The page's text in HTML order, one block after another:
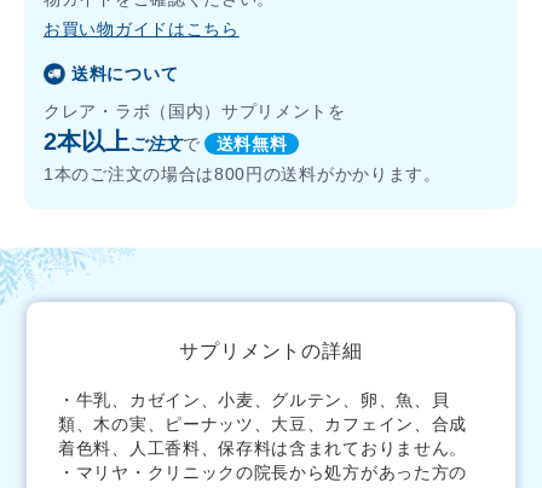
お買い物ガイドはこちら
送料について
クレア・ラボ（国内）サプリメントを
2本以上ご注文で
送料無料
1本のご注文の場合は800円の送料がかかります。
サプリメントの詳細
・牛乳、カゼイン、小麦、グルテン、卵、魚、貝
類、木の実、ピーナッツ、大豆、カフェイン、合成
着色料、人工香料、保存料は含まれておりません。
・マリヤ・クリニックの院長から処方があった方の